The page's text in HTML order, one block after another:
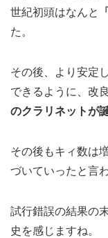
世紀初頭はなんと
た。
その後、より安定
できるように、改
のクラリネットが
その後もキィ数は
づいていったと言
試行錯誤の結果の
史を感じますね。